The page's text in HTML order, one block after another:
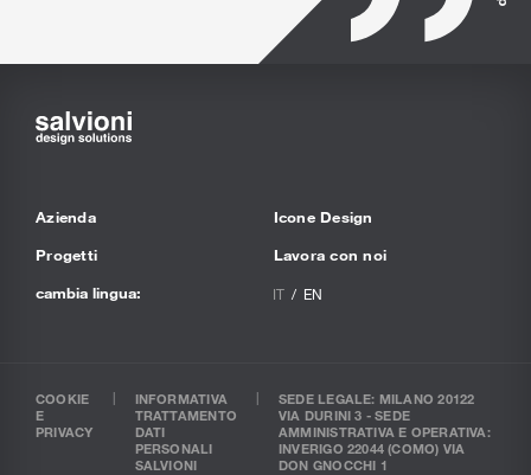
Azienda
Progetti
Icone Design
Lavora con noi
cambia lingua:
IT EN
COOKIE
E
PRIVACY
INFORMATIVA
TRATTAMENTO
DATI
PERSONALI
SALVIONI
SEDE LEGALE: MILANO 20122
VIA DURINI 3 - SEDE
AMMINISTRATIVA E OPERATIVA:
INVERIGO 22044 (COMO) VIA
DON GNOCCHI 1